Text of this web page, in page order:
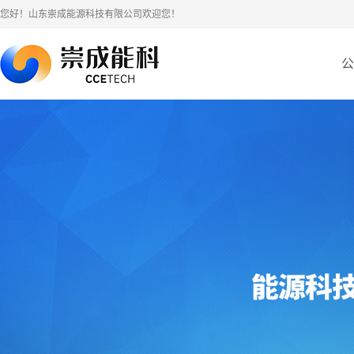
您好！山东崇成能源科技有限公司欢迎您！